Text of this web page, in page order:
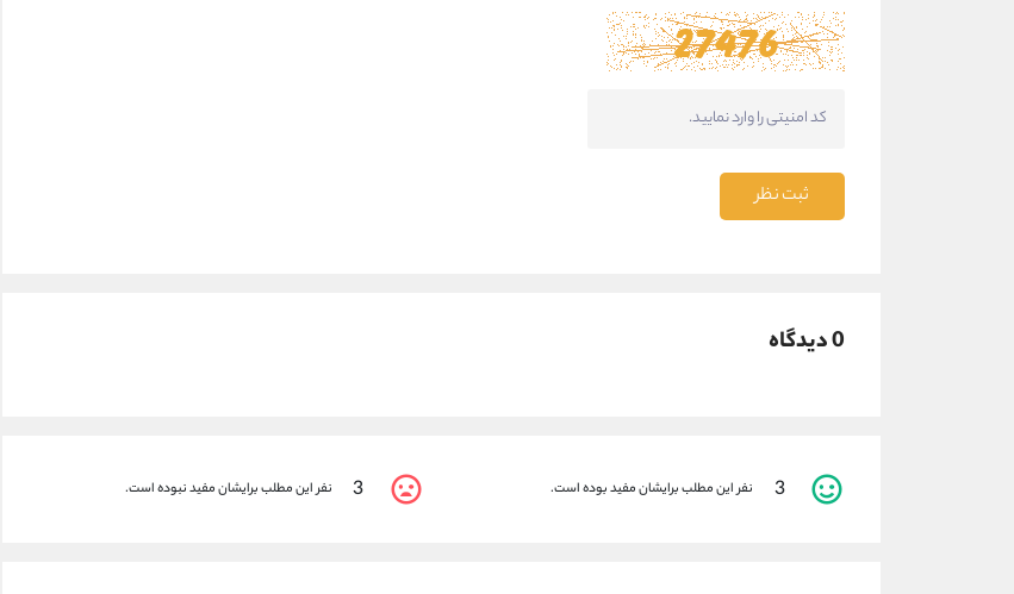
ثبت نظر
0 دیدگاه
3 نفر این مطلب برایشان مفید بوده است. 3 نفر این مطلب برایشان مفید نبوده است.